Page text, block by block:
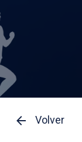
Volver